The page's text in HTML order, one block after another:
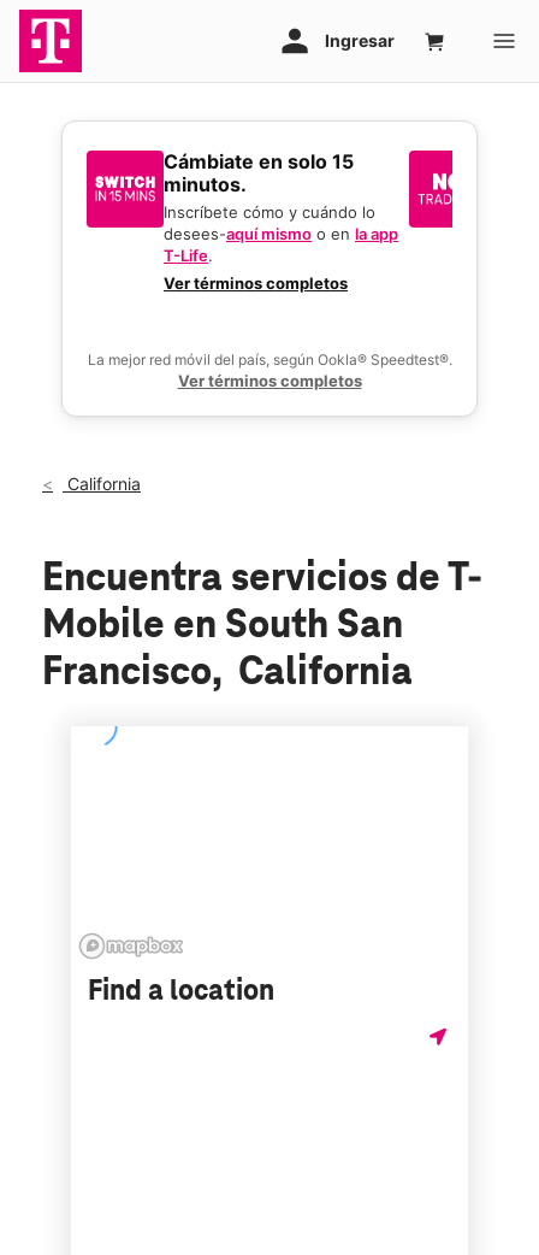
​​​​​​​Cámbiate en solo 15
minutos.
Inscríbete cómo y cuándo lo
desees-aquí mismo o en la app
T-Life.
Ver términos completos
La mejor red móvil del país, según Ookla® Speedtest®.
Ver términos completos
California
Encuentra servicios de T-
Mobile en South San
Francisco, California
Find a location